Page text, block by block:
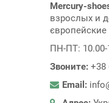
Mercury-
взрослых и
ПН-ПТ: 10.00-
Звоните: +38
Email: